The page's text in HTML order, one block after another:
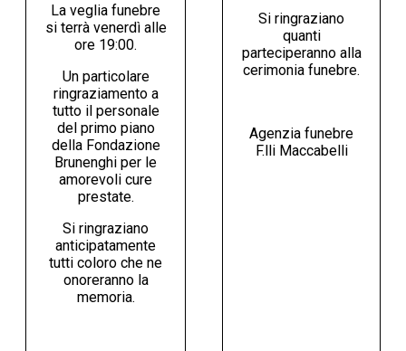
La veglia funebre
si terrà venerdì alle
ore 19:00.
Un particolare
ringraziamento a
tutto il personale
del primo piano
della Fondazione
Brunenghi per le
amorevoli cure
prestate.
Si ringraziano
anticipatamente
tutti coloro che ne
onoreranno la
memoria.
Si ringraziano
quanti
parteciperanno alla
cerimonia funebre.
Agenzia funebre
F.lli Maccabelli